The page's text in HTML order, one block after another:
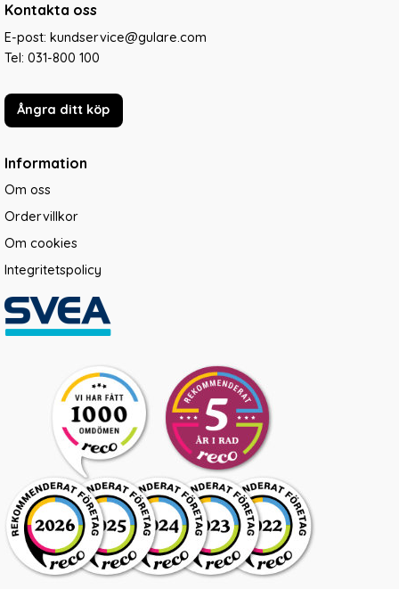
Kontakta oss
E-post: kundservice@gulare.com
Tel: 031-800 100
Ångra ditt köp
Information
Om oss
Ordervillkor
Om cookies
Integritetspolicy